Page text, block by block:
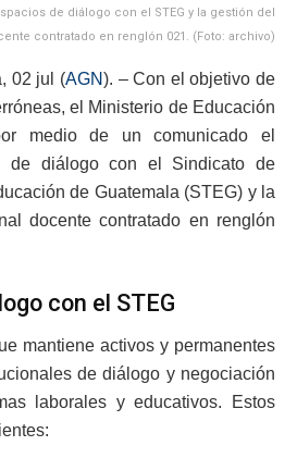
de diálogo con el STEG y la gestión del
contratado en renglón 021. (Foto: archivo)
02 jul (AGN). – Con el objetivo de
el Ministerio de Educación
medio de un comunicado el
de diálogo con el Sindicato de
de Guatemala (STEG) y la
docente contratado en renglón
con el STEG
mantiene activos y permanentes
de diálogo y negociación
laborales y educativos. Estos